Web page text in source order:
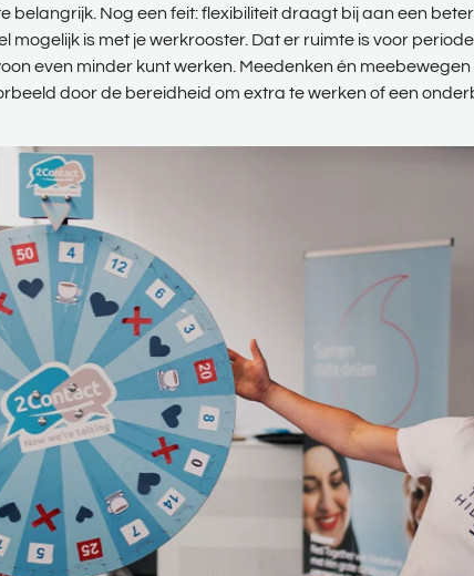
belangrijk. Nog een feit: flexibiliteit draagt bij aan een
mogelijk is met je werkrooster. Dat er ruimte is voor
even minder kunt werken. Meedenken én meebewegen
door de bereidheid om extra te werken of een